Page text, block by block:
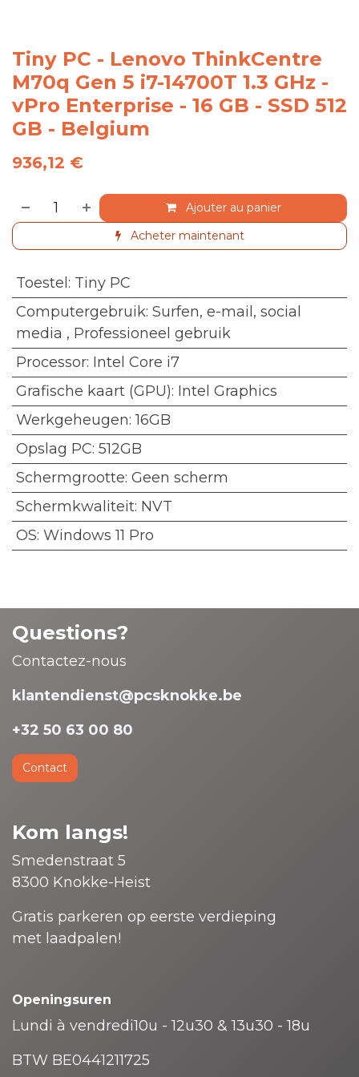
Tiny PC - Lenovo ThinkCentre
M70q Gen 5 i7-14700T 1.3 GHz -
vPro Enterprise - 16 GB - SSD 512
GB - Belgium
936,12 €
Ajouter au panier
Acheter maintenant
Toestel : Tiny PC
Computergebruik: Surfen, e-mail, social
media , Professioneel gebruik
Processor: Intel Core i7
Grafische kaart (GPU): Intel Graphics
Werkgeheugen:16GB
Opslag PC: 512GB
Schermgrootte: Geen scherm
Schermkwaliteit: NVT
OS: Windows 11 Pro
Questions?
Contactez-nous
klantendienst@pcsknokke.be
+32 50 63 00 80
Contact
Kom langs!
Smedenstraat 5
8300 Knokke-Heist
Gratis parkeren op eerste verdieping
met laadpalen!
Openingsuren
Lundi à vendredi10u - 12u30 & 13u30 - 18u
BTW BE0441211725